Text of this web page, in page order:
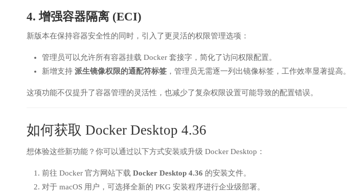
4. 增强容器隔离 (ECI)
新版本在保持容器安全性的同时，引入了更灵活的权限管理选项：
管理员可以允许所有容器挂载 Docker 套接字，简化了访问权限配置。
新增支持 派生镜像权限的通配符标签 ，管理员无需逐一列出镜像标签，工作效率显著提高。
这项功能不仅提升了容器管理的灵活性，也减少了复杂权限设置可能导致的配置错误。
如何获取 Docker Desktop 4.36
想体验这些新功能？你可以通过以下方式安装或升级 Docker Desktop：
前往 Docker 官方网站下载 Docker Desktop 4.36 的安装文件。
对于 macOS 用户，可选择全新的 PKG 安装程序进行企业级部署。